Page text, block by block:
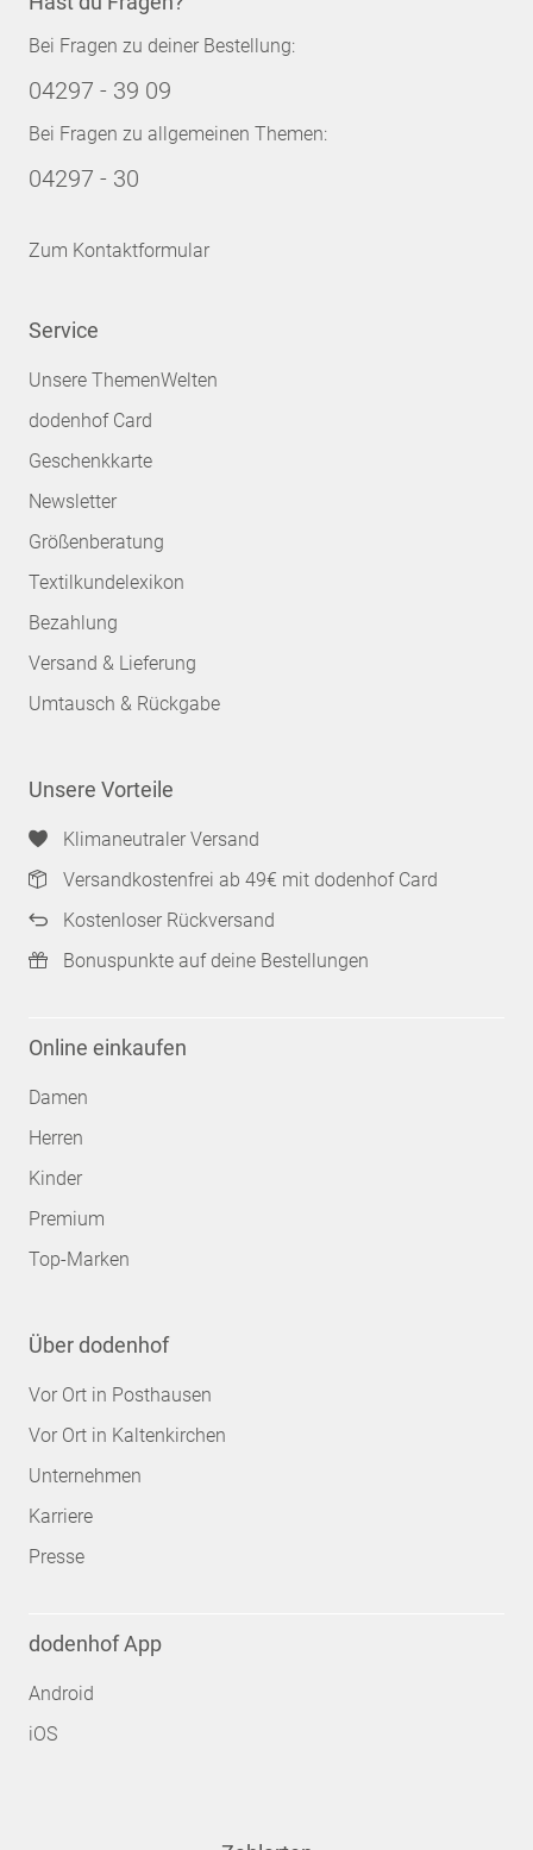
Bei Fragen zu deiner Bestellung:
04297 - 39 09
Bei Fragen zu allgemeinen Themen:
04297 - 30
Zum Kontaktformular
Service
Unsere ThemenWelten
dodenhof Card
Geschenkkarte
Newsletter
Größenberatung
Textilkundelexikon
Bezahlung
Versand & Lieferung
Umtausch & Rückgabe
Unsere Vorteile
Klimaneutraler Versand
Versandkostenfrei ab 49€ mit dodenhof Card
Kostenloser Rückversand
Bonuspunkte auf deine Bestellungen
Online einkaufen
Damen
Herren
Kinder
Premium
Top-Marken
Über dodenhof
Vor Ort in Posthausen
Vor Ort in Kaltenkirchen
Unternehmen
Karriere
Presse
dodenhof App
Android
iOS